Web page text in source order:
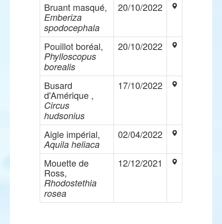
Bruant masqué,
Emberiza
spodocephala
20/10/2022
Pouillot boréal,
Phylloscopus
borealis
20/10/2022
Busard
d'Amérique ,
Circus
hudsonius
17/10/2022
Aigle impérial,
Aquila heliaca
02/04/2022
Mouette de
Ross,
Rhodostethia
rosea
12/12/2021